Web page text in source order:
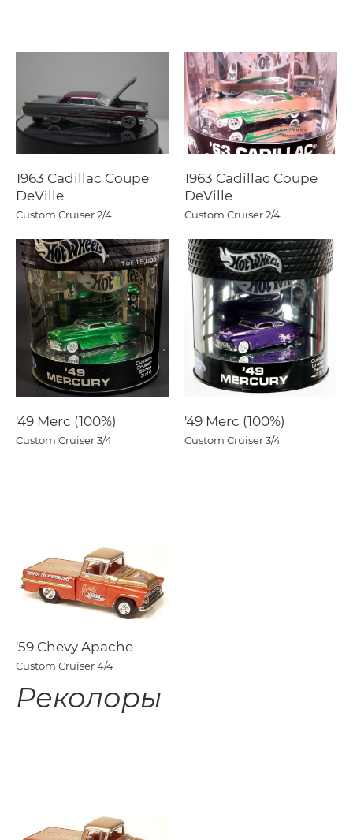
1963 Cadillac Coupe
DeVille
Custom Cruiser2/4
1963 Cadillac Coupe
DeVille
Custom Cruiser2/4
'49 Merc (100%)
Custom Cruiser3/4
'49 Merc (100%)
Custom Cruiser3/4
'59 Chevy Apache
Custom Cruiser4/4
Реколоры